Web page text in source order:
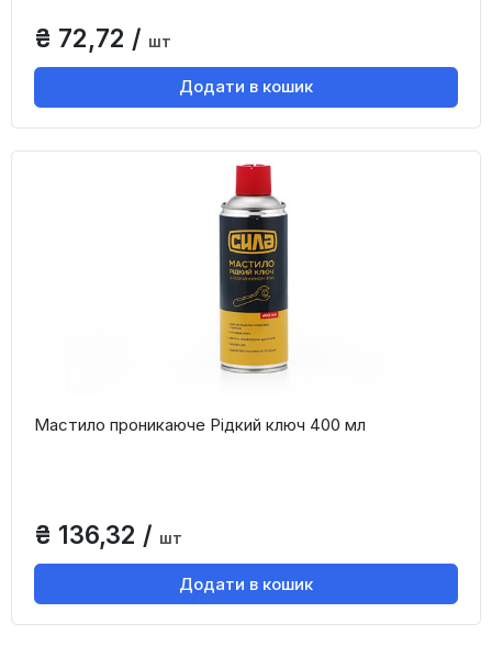
₴ 72,72 / шт
Додати в кошик
Мастило проникаюче Рідкий ключ 400 мл
₴ 136,32 / шт
Додати в кошик